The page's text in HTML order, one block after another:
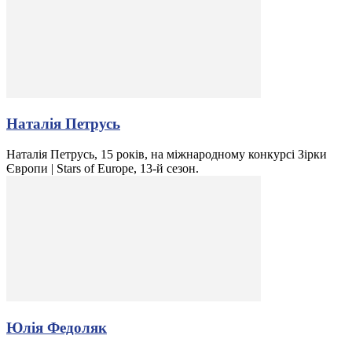
Наталія Петрусь
Наталія Петрусь, 15 років, на міжнародному конкурсі Зірки
Європи | Stars of Europe, 13-й сезон.
Юлія Федоляк